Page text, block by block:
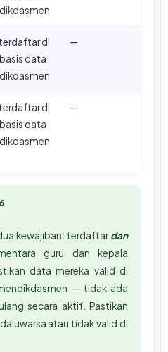
di
data
—
di
data
—
kewajiban: terdaftardan
guru dan kepala
data mereka valid di
— tidak ada
secara aktif. Pastikan
atau tidak valid di